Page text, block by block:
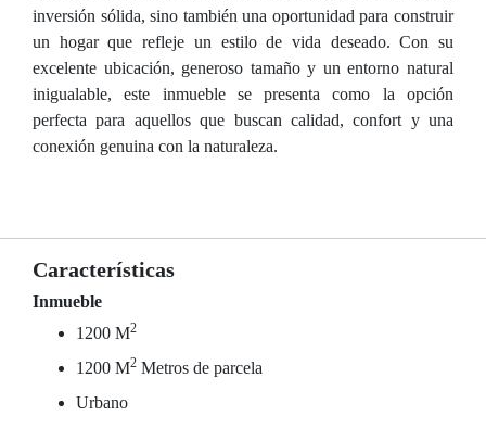
inversión sólida, sino también una oportunidad para construir
un hogar que refleje un estilo de vida deseado. Con su
excelente ubicación, generoso tamaño y un entorno natural
inigualable, este inmueble se presenta como la opción
perfecta para aquellos que buscan calidad, confort y una
conexión genuina con la naturaleza.
Características
Inmueble
1200 M2
1200 M2 Metros de parcela
Urbano